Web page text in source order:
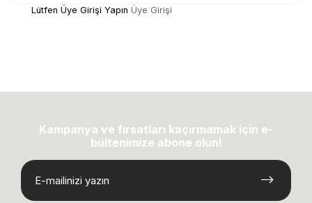
Lütfen Üye Girişi Yapın Üye Girişi
Kampanya ve fırsatları kaçırmamak için e-
bültenimize abone olun!